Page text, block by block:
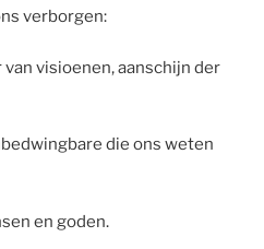
verborgen:
visioenen, aanschijn der
die ons weten
en goden.